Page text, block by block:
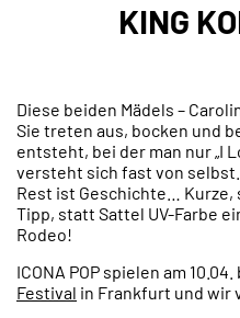
KING
Diese beiden Mädels –
Sie treten aus, bocken und
entsteht, bei der man nur „I
versteht sich fast von
Rest ist Geschichte… Kurze,
Tipp, statt Sattel UV-Farbe
Rodeo!
ICONA POP spielen am 10.04.
Festival in Frankfurt und wir